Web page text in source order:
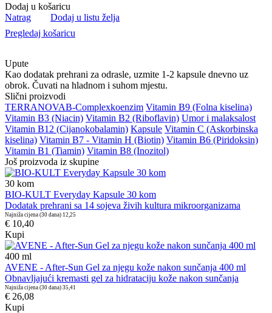
Dodaj u košaricu
Natrag
Dodaj u listu želja
Pregledaj košaricu
Upute
Kao dodatak prehrani za odrasle, uzmite 1-2 kapsule dnevno uz
obrok. Čuvati na hladnom i suhom mjestu.
Slični proizvodi
TERRANOVAB-Complexkoenzim Vitamin B9 (Folna kiselina)
Vitamin B3 (Niacin) Vitamin B2 (Riboflavin) Umor i malaksalost
Vitamin B12 (Cijanokobalamin) Kapsule Vitamin C (Askorbinska
kiselina) Vitamin B7 - Vitamin H (Biotin) Vitamin B6 (Piridoksin)
Vitamin B1 (Tiamin) Vitamin B8 (Inozitol)
Još proizvoda iz skupine
30 kom
BIO-KULT Everyday Kapsule 30 kom
Dodatak prehrani sa 14 sojeva živih kultura mikroorganizama
Najniža cijena (30 dana) 12,25
€ 10,40
Kupi
400 ml
AVENE - After-Sun Gel za njegu kože nakon sunčanja 400 ml
Obnavljajući kremasti gel za hidrataciju kože nakon sunčanja
Najniža cijena (30 dana) 35,41
€ 26,08
Kupi